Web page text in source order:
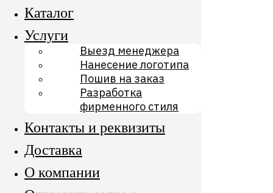
Каталог
Услуги
Выезд менеджера
Нанесение логотипа
Пошив на заказ
Разработка
фирменного стиля
Контакты и реквизиты
Доставка
О компании